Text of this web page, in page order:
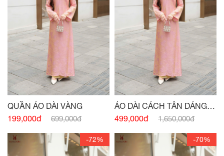
QUẦN ÁO DÀI VÀNG
199,000đ
699,000đ
ÁO DÀI CÁCH TÂN DÁNG
XUÔNG CỔ 3 PHÂN HỒNG
499,000đ 1,650,000đ
-72% -70%